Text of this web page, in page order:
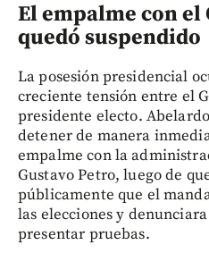
El empalme con
quedó suspendido
La posesión presidencial
creciente tensión entre el
presidente electo.
detener de manera
empalme con la
Gustavo Petro, luego de
públicamente que el
las elecciones y
presentar pruebas.